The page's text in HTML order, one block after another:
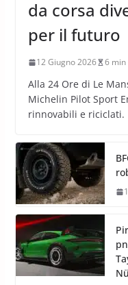
da corsa
per il futuro
12 Giugno 2026 6
Alla 24 Ore di Le
Michelin Pilot Sport
rinnovabili e riciclati.